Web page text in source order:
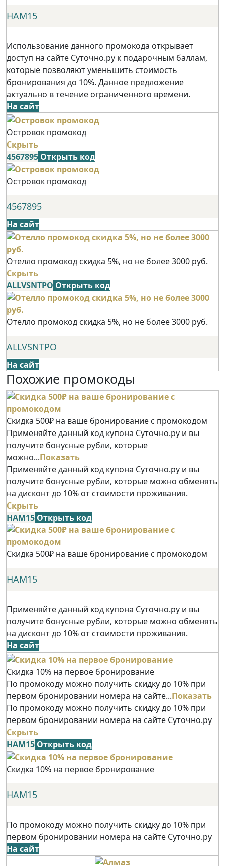
НАМ15
Использование данного промокода открывает
доступ на сайте Суточно.ру к подарочным баллам,
которые позволяют уменьшить стоимость
бронирования до 10%. Данное предложение
актуально в течение ограниченного времени.
На сайт
Островок промокод
Скрыть
4567895 Открыть код
Островок промокод
4567895
На сайт
Отелло промокод скидка 5%, но не более 3000 руб.
Скрыть
ALLVSNTPO Открыть код
Отелло промокод скидка 5%, но не более 3000 руб.
ALLVSNTPO
На сайт
Похожие промокоды
Скидка 500₽ на ваше бронирование с промокодом
Применяйте данный код купона Суточно.ру и вы
получите бонусные рубли, которые
можно...Показать
Применяйте данный код купона Суточно.ру и вы
получите бонусные рубли, которые можно обменять
на дисконт до 10% от стоимости проживания.
Скрыть
НАМ15 Открыть код
Скидка 500₽ на ваше бронирование с промокодом
НАМ15
Применяйте данный код купона Суточно.ру и вы
получите бонусные рубли, которые можно обменять
на дисконт до 10% от стоимости проживания.
На сайт
Скидка 10% на первое бронирование
По промокоду можно получить скидку до 10% при
первом бронировании номера на сайте...Показать
По промокоду можно получить скидку до 10% при
первом бронировании номера на сайте Суточно.ру
Скрыть
НАМ15 Открыть код
Скидка 10% на первое бронирование
НАМ15
По промокоду можно получить скидку до 10% при
первом бронировании номера на сайте Суточно.ру
На сайт